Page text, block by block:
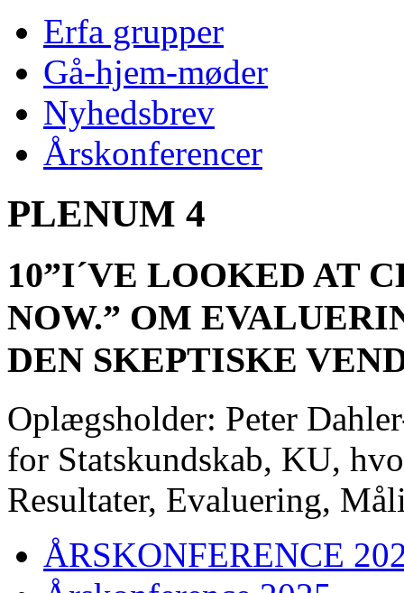
Erfa grupper
Gå-hjem-møder
Nyhedsbrev
Årskonferencer
PLENUM 4
10”I´VE LOOKED AT
NOW.” OM
DEN SKEPTISKE
Oplægsholder: Peter
for Statskundskab, KU,
Resultater, Evaluering,
ÅRSKONFERENCE